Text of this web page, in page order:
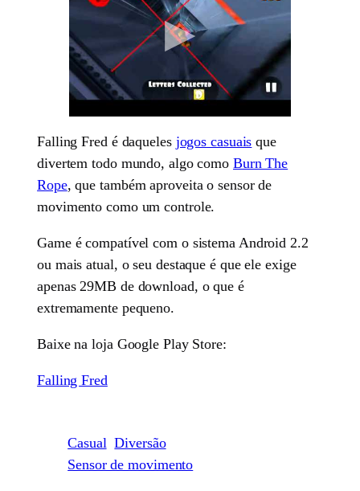
Falling Fred é daqueles jogos casuais que
divertem todo mundo, algo como Burn The
Rope, que também aproveita o sensor de
movimento como um controle.
Game é compatível com o sistema Android 2.2
ou mais atual, o seu destaque é que ele exige
apenas 29MB de download, o que é
extremamente pequeno.
Baixe na loja Google Play Store:
Falling Fred
Casual Diversão
Sensor de movimento